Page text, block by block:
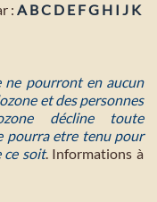
: A BC D E FG H I J K
ne pourront en aucun
et des personnes
décline toute
pourra etre tenu pour
ce soit. Informations à